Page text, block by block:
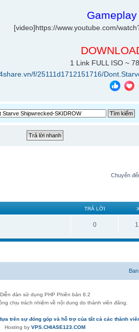
Gameplay
[video]https://www.youtube.com/
1 Link FULL ISO ~
f/25111d1712151716/
Chuyển
TRẢ LỜI
0
Diễn đàn sử dụng PHP Phiên bản 8.2
chịu trách nhiệm về nội dung do thành viên đăng.
trên sự đóng góp và hỗ trợ của tất cả các thành
Hosting by VPS.CHIASE123.COM